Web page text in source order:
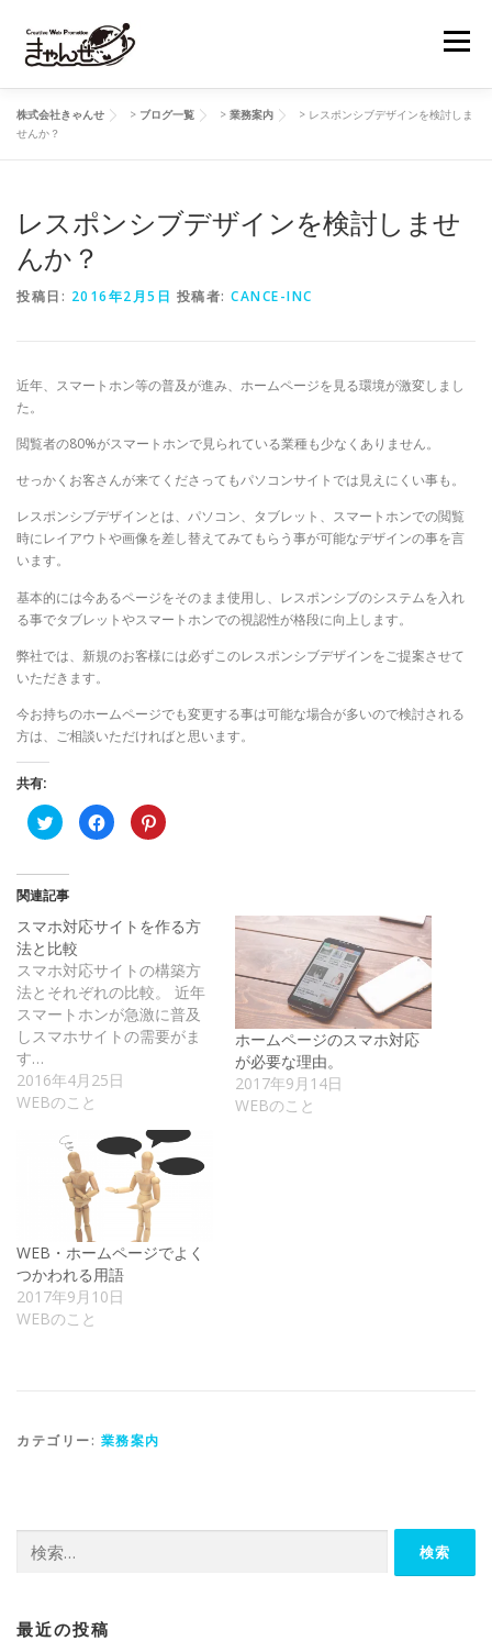
メニュー
業務内容
お問い合わせ
株式会社きゃんせ > ブログ一覧 > 業務案内 > レスポンシブデザインを検討しま
せんか？
レスポンシブデザインを検討しませ
んか？
投稿日: 2016年2月5日 投稿者: CANCE-INC
近年、スマートホン等の普及が進み、ホームページを見る環境が激変しまし
た。
閲覧者の80%がスマートホンで見られている業種も少なくありません。
せっかくお客さんが来てくださってもパソコンサイトでは見えにくい事も。
レスポンシブデザインとは、パソコン、タブレット、スマートホンでの閲覧
時にレイアウトや画像を差し替えてみてもらう事が可能なデザインの事を言
います。
基本的には今あるページをそのまま使用し、レスポンシブのシステムを入れ
る事でタブレットやスマートホンでの視認性が格段に向上します。
弊社では、新規のお客様には必ずこのレスポンシブデザインをご提案させて
いただきます。
今お持ちのホームページでも変更する事は可能な場合が多いので検討される
方は、ご相談いただければと思います。
共有:
ク
リ
し
て
T
i
t
t
e
r
で
共
有
(
新
ウ
ィ
ン
ウ
で
開
き
ま
F
a
で
共
す
る
に
は
ク
リ
ッ
て
い
新
い
ウ
で
開
き
ま
ク
リ
n
t
r
e
t
で
共
有
ン
ド
ウ
で
開
き
関連記事
スマホ対応サイトを作る方
法と比較
スマホ対応サイトの構築方
法とそれぞれの比較。 近年
スマートホンが急激に普及
しスマホサイトの需要がま
す…
2016年4月25日
WEBのこと
ホームページのスマホ対応
が必要な理由。
2017年9月14日
WEBのこと
WEB・ホームページでよく
つかわれる用語
2017年9月10日
WEBのこと
カテゴリー: 業務案内
索:
最近の投稿